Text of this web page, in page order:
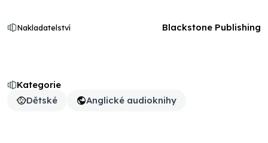
Kategorie
Dětské
Anglické audioknihy
Nakladatelství Blackstone Publishing